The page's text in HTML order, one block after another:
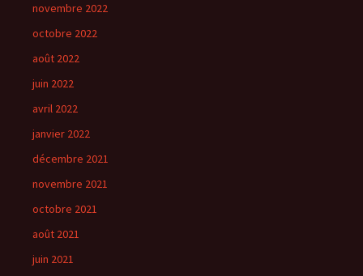
novembre 2022
octobre 2022
août 2022
juin 2022
avril 2022
janvier 2022
décembre 2021
novembre 2021
octobre 2021
août 2021
juin 2021